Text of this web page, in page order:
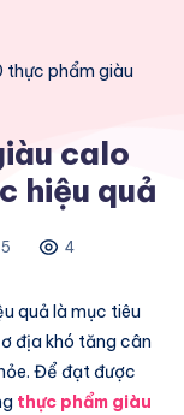
thực phẩm giàu
calo
hiệu quả
4
quả là mục tiêu
địa khó tăng cân
Để đạt được
thực phẩm giàu